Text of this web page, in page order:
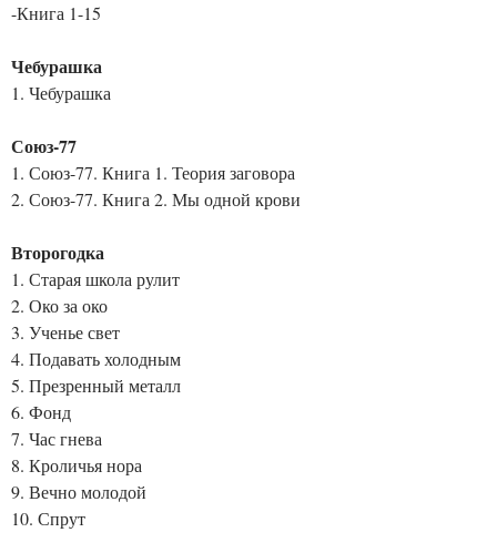
-Книга 1-15
Чебурашка
1. Чебурашка
Союз-77
1. Союз-77. Книга 1. Теория заговора
2. Союз-77. Книга 2. Мы одной крови
Второгодка
1. Старая школа рулит
2. Око за око
3. Ученье свет
4. Подавать холодным
5. Презренный металл
6. Фонд
7. Час гнева
8. Кроличья нора
9. Вечно молодой
10. Спрут